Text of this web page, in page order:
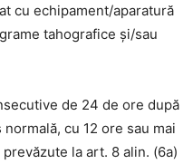
cu echipament/aparatură
tahografice și/sau
de 24 de ore după
cu 12 ore sau mai
la art. 8 alin. (6a)